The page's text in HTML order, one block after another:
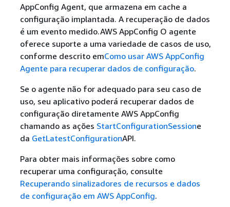
AppConfig Agent, que armazena em cache a
configuração implantada. A recuperação de dados
é um evento medido.AWS AppConfig O agente
oferece suporte a uma variedade de casos de uso,
conforme descrito emComo usar AWS AppConfig
Agente para recuperar dados de configuração.
Se o agente não for adequado para seu caso de
uso, seu aplicativo poderá recuperar dados de
configuração diretamente AWS AppConfig
chamando as ações StartConfigurationSessione
da GetLatestConfigurationAPI.
Para obter mais informações sobre como
recuperar uma configuração, consulte
Recuperando sinalizadores de recursos e dados
de configuração em AWS AppConfig.